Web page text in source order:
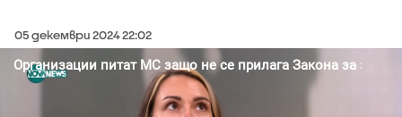
05 декември 2024 22:02